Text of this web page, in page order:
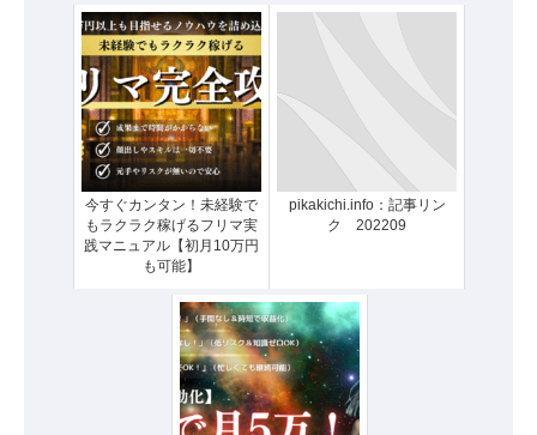
今すぐカンタン！未経験で
もラクラク稼げるフリマ実
践マニュアル【初月10万円
も可能】
pikakichi.info：記事リン
ク 202209